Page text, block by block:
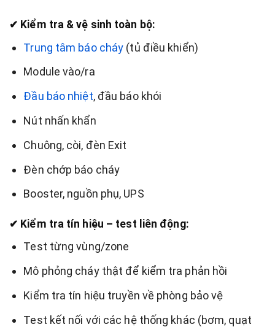
✔ Kiểm tra & vệ sinh toàn bộ:
Trung tâm báo cháy (tủ điều khiển)
Module vào/ra
Đầu báo nhiệt, đầu báo khói
Nút nhấn khẩn
Chuông, còi, đèn Exit
Đèn chớp báo cháy
Booster, nguồn phụ, UPS
✔ Kiểm tra tín hiệu – test liên động:
Test từng vùng/zone
Mô phỏng cháy thật để kiểm tra phản hồi
Kiểm tra tín hiệu truyền về phòng bảo vệ
Test kết nối với các hệ thống khác (bơm, quạt